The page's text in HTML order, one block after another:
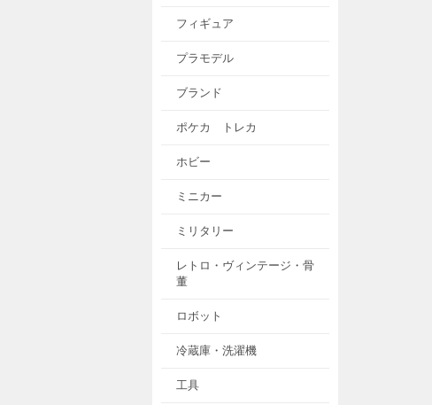
フィギュア
プラモデル
ブランド
ポケカ トレカ
ホビー
ミニカー
ミリタリー
レトロ・ヴィンテージ・骨
董
ロボット
冷蔵庫・洗濯機
工具